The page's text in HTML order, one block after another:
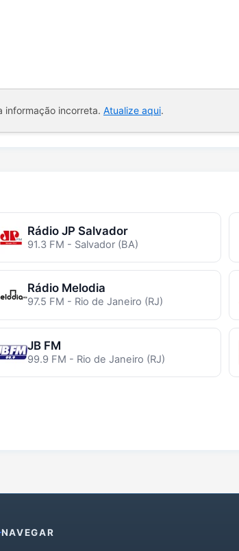
informação incorreta. Atualize aqui.
Rádio JP Salvador
91.3 FM - Salvador (BA)
Rádio Melodia
97.5 FM - Rio de Janeiro (RJ)
JB FM
99.9 FM - Rio de Janeiro (RJ)
NAVEGAR